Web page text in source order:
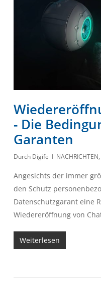
- Die
Garanten
Durch Digife NACHRICHTEN,
Angesichts der immer
den Schutz
Datenschutzgarant eine
Wiedereröffnung von
Weiterlesen